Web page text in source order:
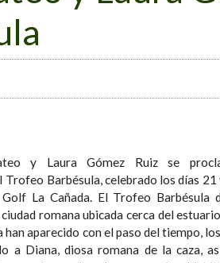
y Laura Gómez Ruiz se
Trofeo Barbésula, celebrado los días 21
Trofeo Barbésula debe su
romana ubicada cerca del
aparecido con el paso del tiempo,
a Diana, diosa romana de la caza,
del Comité Masculino, Junior,
Andaluza de Golf, D. Ángel
D. Augusto Torres, Delegado